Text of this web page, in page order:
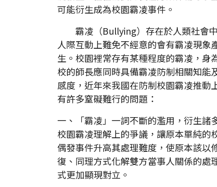
可能衍生成為校園霸凌事件。
霸凌（Bullying）存在於人類社會中
人際互動上難免不經意的會有霸凌現象
生。校園裡常存有某種程度的霸凌，身
校的師長應同時具備霸凌防制相關知能
感度，近年來我國在防制校園霸凌推動
有許多窒礙難行的問題：
一、「霸凌」一詞不斷的濫用，衍生諸
校園霸凌理解上的爭議，讓原本單純的
偶發事件升高其處理難度，使原本該以
復、同理方式化解雙方當事人關係的處
式更加顯現對立。